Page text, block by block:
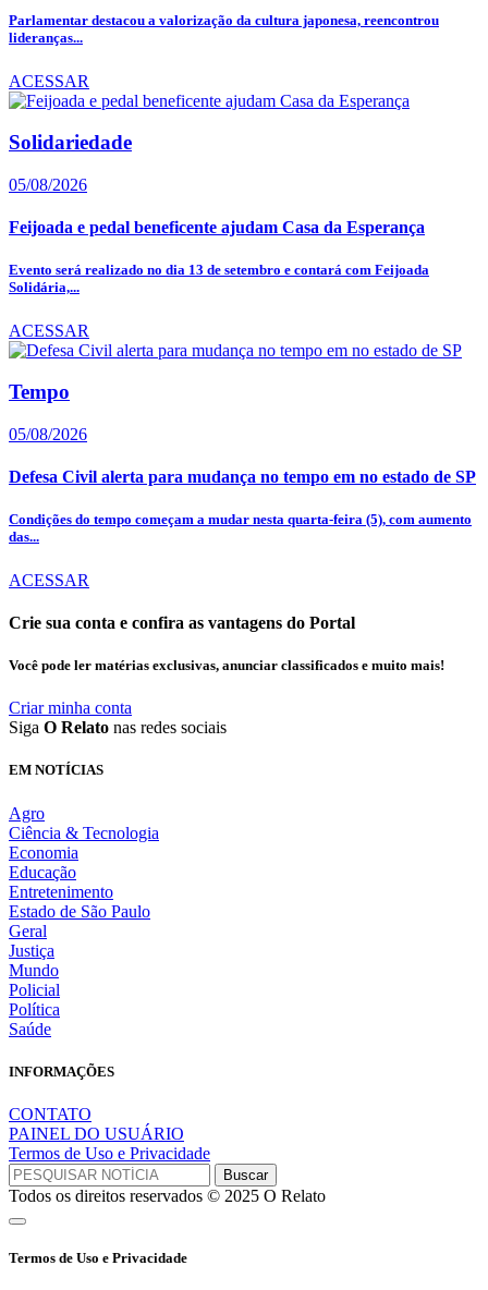
Parlamentar destacou a valorização da cultura japonesa, reencontrou
lideranças...
ACESSAR
Solidariedade
05/08/2026
Feijoada e pedal beneficente ajudam Casa da Esperança
Evento será realizado no dia 13 de setembro e contará com Feijoada
Solidária,...
ACESSAR
Tempo
05/08/2026
Defesa Civil alerta para mudança no tempo em no estado de SP
Condições do tempo começam a mudar nesta quarta-feira (5), com aumento
das...
ACESSAR
Crie sua conta e confira as vantagens do Portal
Você pode ler matérias exclusivas, anunciar classificados e muito mais!
Criar minha conta
Siga O Relato nas redes sociais
EM NOTÍCIAS
Agro
Ciência & Tecnologia
Economia
Educação
Entretenimento
Estado de São Paulo
Geral
Justiça
Mundo
Policial
Política
Saúde
INFORMAÇÕES
CONTATO
PAINEL DO USUÁRIO
Termos de Uso e Privacidade
Todos os direitos reservados © 2025 O Relato
Termos de Uso e Privacidade